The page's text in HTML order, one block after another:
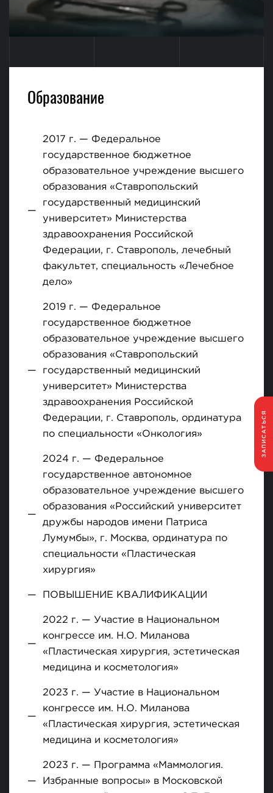
ЗАПИСАТЬСЯ
Образование
2017 г. — Федеральное
государственное бюджетное
образовательное учреждение высшего
образования «Ставропольский
государственный медицинский
университет» Министерства
здравоохранения Российской
Федерации, г. Ставрополь, лечебный
факультет, специальность «Лечебное
дело»
2019 г. — Федеральное
государственное бюджетное
образовательное учреждение высшего
образования «Ставропольский
государственный медицинский
университет» Министерства
здравоохранения Российской
Федерации, г. Ставрополь, ординатура
по специальности «Онкология»
2024 г. — Федеральное
государственное автономное
образовательное учреждение высшего
образования «Российский университет
дружбы народов имени Патриса
Лумумбы», г. Москва, ординатура по
специальности «Пластическая
хирургия»
ПОВЫШЕНИЕ КВАЛИФИКАЦИИ
2022 г. — Участие в Национальном
конгрессе им. Н.О. Миланова
«Пластическая хирургия, эстетическая
медицина и косметология»
2023 г. — Участие в Национальном
конгрессе им. Н.О. Миланова
«Пластическая хирургия, эстетическая
медицина и косметология»
2023 г. — Программа «Маммология.
Избранные вопросы» в Московской